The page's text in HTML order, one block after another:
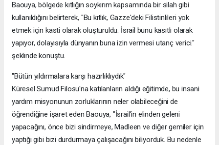
Baouya, bölgede kıtlığın soykırım kapsamında bir silah gibi
kullanıldığını belirterek, "Bu kıtlık, Gazze'deki Filistinlileri yok
etmek için kasti olarak oluşturuldu. İsrail bunu kasıtlı olarak
yapıyor, dolayısıyla dünyanın buna izin vermesi utanç verici."
şeklinde konuştu.
"Bütün yıldırmalara karşı hazırlıklıydık"
Küresel Sumud Filosu'na katılanların aldığı eğitimde, bu insani
yardım misyonunun zorluklarının neler olabileceğini de
öğrendiğine işaret eden Baouya, "İsrail'in elinden geleni
yapacağını, önce bizi sindirmeye, Madleen ve diğer gemiler için
yaptığı gibi bizi durdurmaya çalışacağını biliyorduk. Bu nedenle